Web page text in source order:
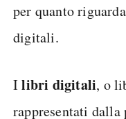
per quanto
digitali.
Ilibri digitali, o
rappresentati